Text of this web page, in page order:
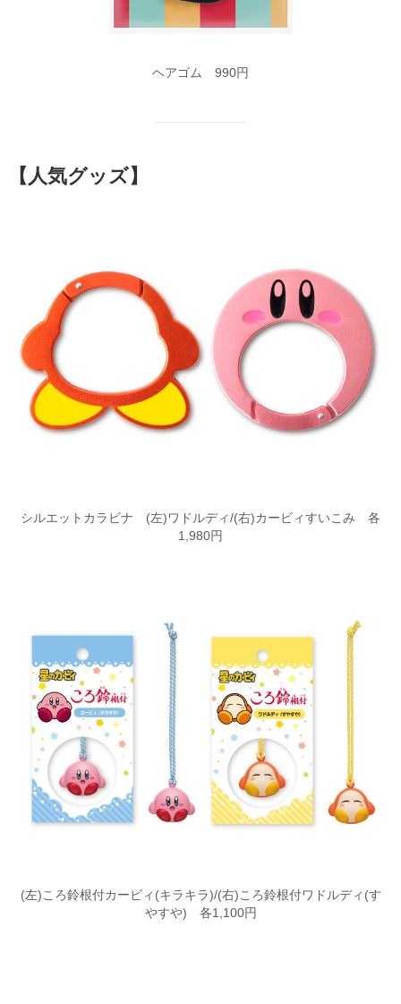
ヘアゴム 990円
【人気グッズ】
シルエットカラビナ (左)ワドルディ/(右)カービィすいこみ 各
1,980円
(左)ころ鈴根付カービィ(キラキラ)/(右)ころ鈴根付ワドルディ(す
やすや) 各1,100円